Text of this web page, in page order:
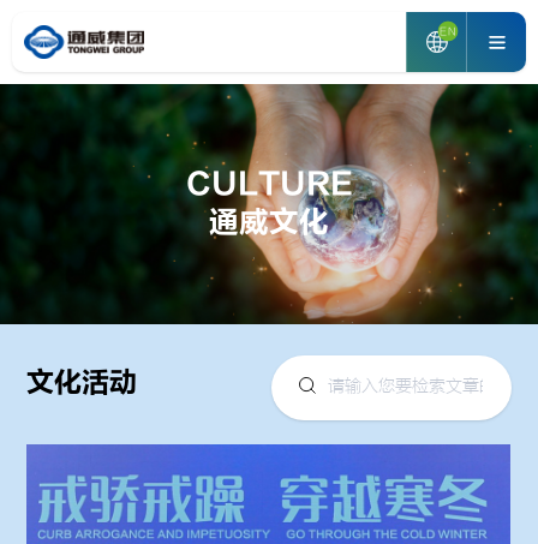
EN
CULTURE
通威文化
文化活动